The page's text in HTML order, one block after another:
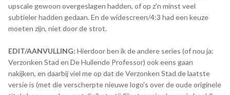
upscale gewoon overgeslagen hadden, of op z'n minst veel
subtieler hadden gedaan. En de widescreen/4:3 had een keuze
moeten zijn, niet door de strot.
EDIT/AANVULLING: Hierdoor ben ik de andere series (of nou ja:
Verzonken Stad en De Huilende Professor) ook eens gaan
nakijken, en daarbij viel me op dat de Verzonken Stad de laatste
versie is (met die verscherpte nieuwe logo's over de oude originele